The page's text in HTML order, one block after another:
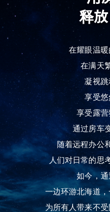
释
在耀眼温
在满天
凝视跳
享受悠
享受露营
通过房车
随着远程办公
人们对日常的思
如今，通
一边环游北海道，
为所有人带来不受